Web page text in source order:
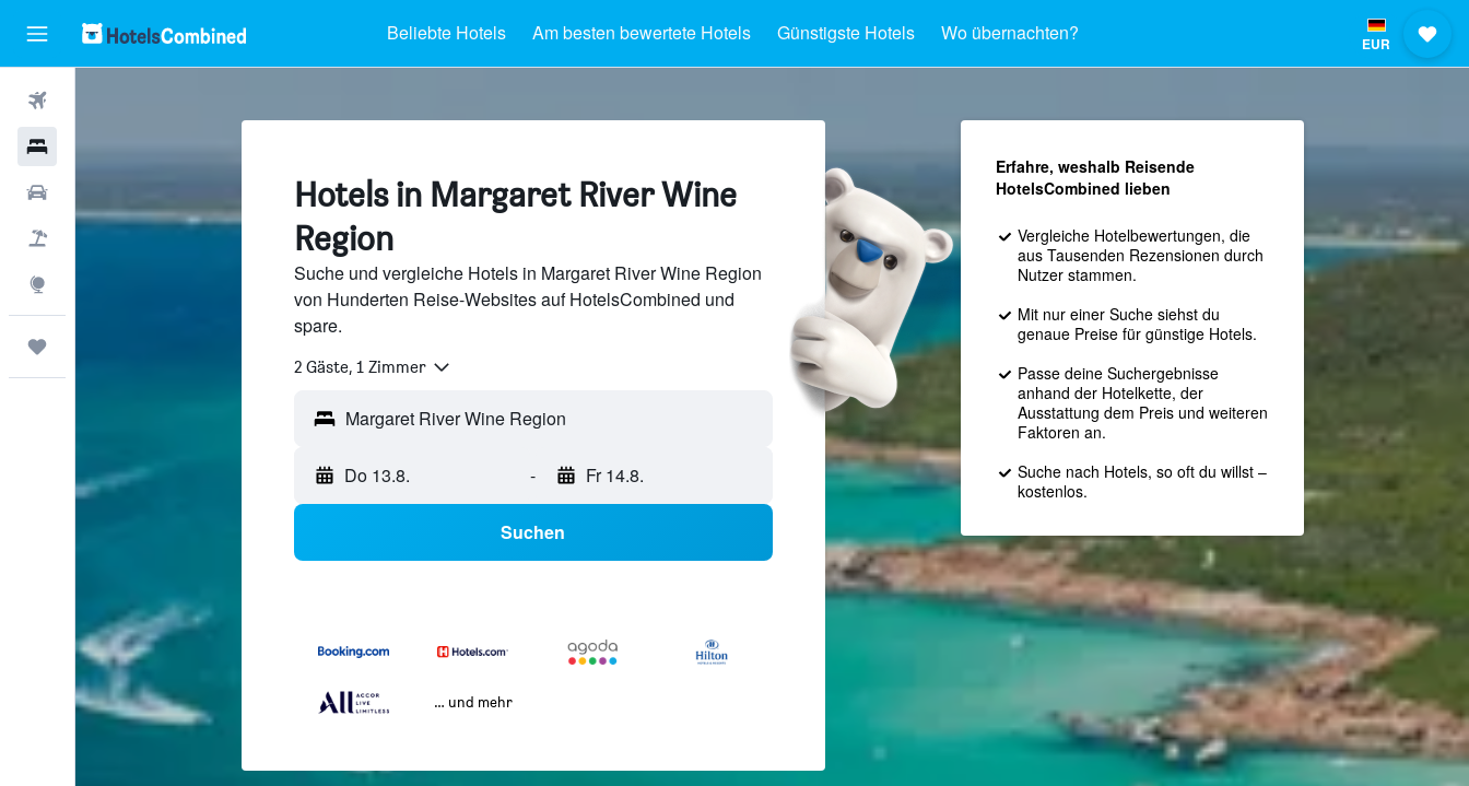
Beliebte Hotels Am besten bewertete Hotels Günstigste Hotels Wo übernachten? EUR
Hotels in Margaret River Wine
Region
Suche und vergleiche Hotels in Margaret River Wine Region
von Hunderten Reise-Websites auf HotelsCombined und
spare.
2 Gäste, 1 Zimmer
Do 13.8. - Fr 14.8.
Suchen
… und mehr
Erfahre, weshalb Reisende
HotelsCombined lieben
Vergleiche Hotelbewertungen, die
aus Tausenden Rezensionen durch
Nutzer stammen.
Mit nur einer Suche siehst du
genaue Preise für günstige Hotels.
Passe deine Suchergebnisse
anhand der Hotelkette, der
Ausstattung dem Preis und weiteren
Faktoren an.
Suche nach Hotels, so oft du willst –
kostenlos.